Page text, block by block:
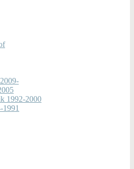
1992-2000